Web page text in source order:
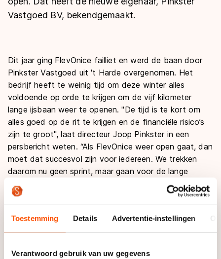
Toestemming Details Advertentie-instellingen
Verantwoord gebruik van uw gegevens
Shorttrack
Inlineskaten
Schoonrijden
Natuurijs
Shorttrack
Kunstschaatsen
Tijden & historie
Historie & statistiek
Inschrijven wedstrijden
Algemene Nederlandse Schaatstijd
Deze zomer de weg op
Waar kan ik schaatsen en skaten?
Schaatsfans
Alles voor jou als schaatsfan
Evenementen
Tickets
Livestreams
Word schaatsfan!
Winacties
Olympische Spelen
Olympische Spelen
Medaille overzicht
Medaillespiegel
Van Jong tot Goud verhalen
Vastgoed BV, bekendgemaakt.
Dit jaar ging FlevOnice failliet en werd de baan door
Pinkster Vastgoed uit 't Harde overgenomen. Het
bedrijf heeft te weinig tijd om deze winter alles
voldoende op orde te krijgen om de vijf kilometer
lange ijsbaan weer te openen. "De tijd is te kort om
alles goed op de rit te krijgen en de financiële risico’s
zijn te groot", laat directeur Joop Pinkster in een
persbericht weten. “Als FlevOnice weer open gaat, dan
moet dat succesvol zijn voor iedereen. We trekken
daarom nu geen sprint, maar gaan voor de lange
adem!”
De bodemverontreiniging, die in een eerder stadium
ontdekt is op het terrein van FlevOnice, vormt geen
hindernis bij een heropening. Na onderzoek is gebleken
grotendeels natuurlijk is afgebroken. De hoeveelheid